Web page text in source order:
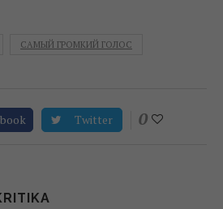
САМЫЙ ГРОМКИЙ ГОЛОС
Twitter 0